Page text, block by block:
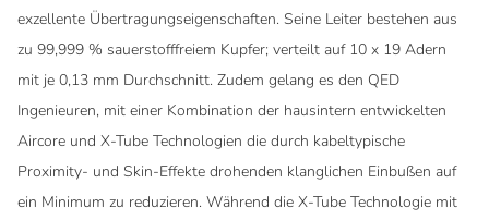
exzellente Übertragungseigenschaften. Seine Leiter bestehen aus
zu 99,999 % sauerstofffreiem Kupfer; verteilt auf 10 x 19 Adern
mit je 0,13 mm Durchschnitt. Zudem gelang es den QED
Ingenieuren, mit einer Kombination der hausintern entwickelten
Aircore und X-Tube Technologien die durch kabeltypische
Proximity- und Skin-Effekte drohenden klanglichen Einbußen auf
ein Minimum zu reduzieren. Während die X-Tube Technologie mit